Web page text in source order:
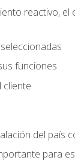
reactivo, el
funciones
cliente
del país
para